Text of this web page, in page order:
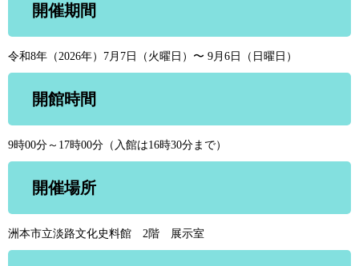
開催期間
令和8年（2026年）7月7日（火曜日）〜 9月6日（日曜日）
開館時間
9時00分～17時00分（入館は16時30分まで）
開催場所
洲本市立淡路文化史料館 2階 展示室